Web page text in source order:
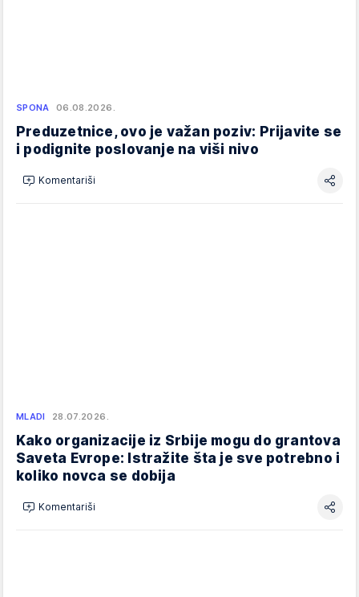
SPONA 06.08.2026.
Preduzetnice, ovo je važan poziv: Prijavite se
i podignite poslovanje na viši nivo
Komentariši
MLADI 28.07.2026.
Kako organizacije iz Srbije mogu do grantova
Saveta Evrope: Istražite šta je sve potrebno i
koliko novca se dobija
Komentariši